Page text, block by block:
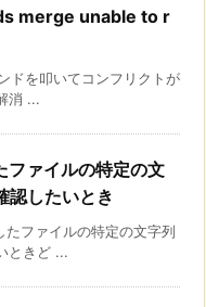
merge unable to r
ドを叩いてコンフリクトが
消 ...
ァイルの特定の文
認したいとき
ファイルの特定の文字列
ときど ...